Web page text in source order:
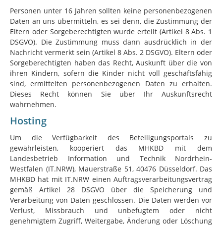
Personen unter 16 Jahren sollten keine personenbezogenen
Daten an uns übermitteln, es sei denn, die Zustimmung der
Eltern oder Sorgeberechtigten wurde erteilt (Artikel 8 Abs. 1
DSGVO). Die Zustimmung muss dann ausdrücklich in der
Nachricht vermerkt sein (Artikel 8 Abs. 2 DSGVO). Eltern oder
Sorgeberechtigten haben das Recht, Auskunft über die von
ihren Kindern, sofern die Kinder nicht voll geschäftsfähig
sind, ermittelten personenbezogenen Daten zu erhalten.
Dieses Recht können Sie über Ihr Auskunftsrecht
wahrnehmen.
Hosting
Um die Verfügbarkeit des Beteiligungsportals zu
gewährleisten, kooperiert das MHKBD mit dem
Landesbetrieb Information und Technik Nordrhein-
Westfalen (IT.NRW), Mauerstraße 51, 40476 Düsseldorf. Das
MHKBD hat mit IT.NRW einen Auftragsverarbeitungsvertrag
gemäß Artikel 28 DSGVO über die Speicherung und
Verarbeitung von Daten geschlossen. Die Daten werden vor
Verlust, Missbrauch und unbefugtem oder nicht
genehmigtem Zugriff, Weitergabe, Änderung oder Löschung